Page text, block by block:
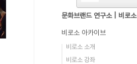
문화브랜드 연구소 | 비로소
비로소 아카이브
비로소 소개
비로소 강좌